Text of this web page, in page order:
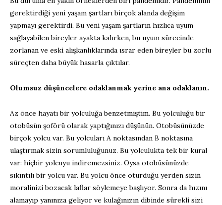
gerektirdiği yeni yaşam şartları birçok alanda değişim
yapmayı gerektirdi. Bu yeni yaşam şartların hızlıca uyum
sağlayabilen bireyler ayakta kalırken, bu uyum sürecinde
zorlanan ve eski alışkanlıklarında ısrar eden bireyler bu zorlu
süreçten daha büyük hasarla çıktılar.
Olumsuz düşüncelere odaklanmak yerine ana odaklanın.
Az önce hayatı bir yolculuğa benzetmiştim. Bu yolculuğu bir
otobüsün şoförü olarak yaptığınızı düşünün. Otobüsünüzde
birçok yolcu var. Bu yolcuları A noktasından B noktasına
ulaştırmak sizin sorumluluğunuz. Bu yolculukta tek bir kural
var: hiçbir yolcuyu indiremezsiniz. Oysa otobüsünüzde
sıkıntılı bir yolcu var. Bu yolcu önce oturduğu yerden sizin
moralinizi bozacak laflar söylemeye başlıyor. Sonra da hızını
alamayıp yanınıza geliyor ve kulağınızın dibinde sürekli sizi